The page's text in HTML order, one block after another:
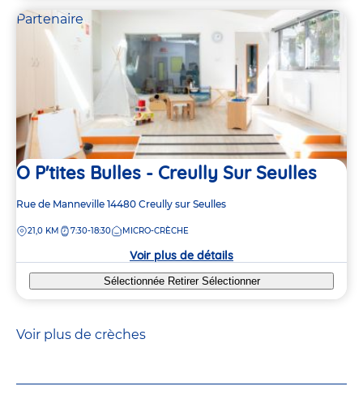
Partenaire
O P'tites Bulles - Creully Sur Seulles
Adresse
la
Rue de Manneville 14480 Creully sur Seulles
DISTANCE
21,0 KM 7:30-18:30 MICRO-CRÈCHE
Voir plus de détails
Sélectionnée Retirer Sélectionner
Voir plus de crèches